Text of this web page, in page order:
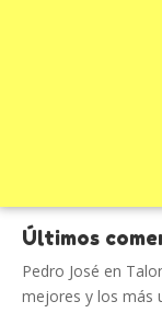
Últimos
Pedro José en
mejores y los más